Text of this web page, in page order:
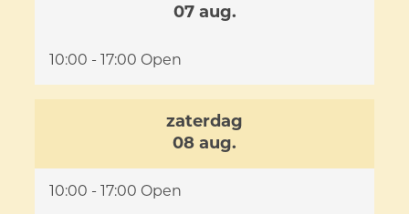
07 aug.
10:00 - 17:00 Open
zaterdag
08 aug.
10:00 - 17:00 Open